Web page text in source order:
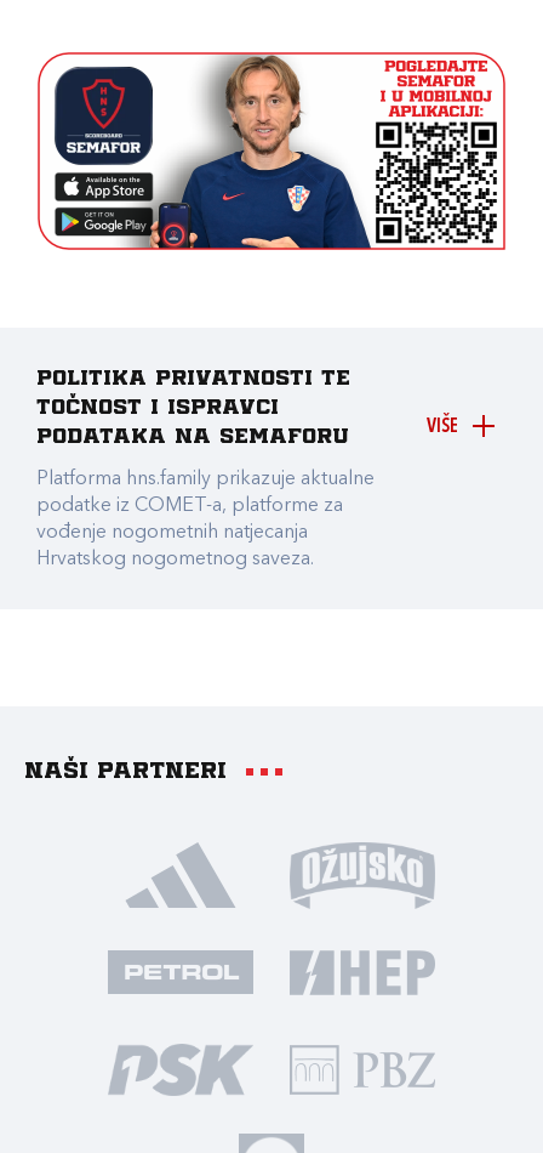
VIŠE
Politika privatnosti te
točnost i ispravci
podataka na Semaforu
Platforma hns.family prikazuje aktualne
podatke iz COMET-a, platforme za
vođenje nogometnih natjecanja
Hrvatskog nogometnog saveza.
Naši partneri